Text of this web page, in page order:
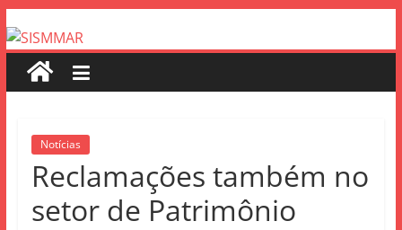
Notícias
Reclamações também no
setor de Patrimônio